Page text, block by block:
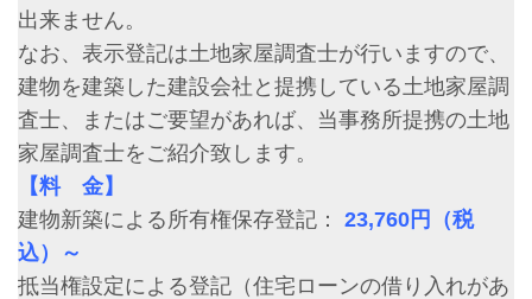
出来ません。
なお、表示登記は土地家屋調査士が行いますので、
建物を建築した建設会社と提携している土地家屋調
査士、またはご要望があれば、当事務所提携の土地
家屋調査士をご紹介致します。
【料 金】
建物新築による所有権保存登記： 23,760円（税
込）～
抵当権設定による登記（住宅ローンの借り入れがあ